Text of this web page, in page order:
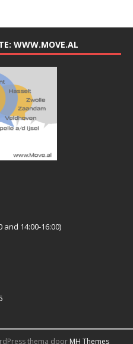
WWW.MOVE.AL
and 14:00-16:00)
thema door MH Themes